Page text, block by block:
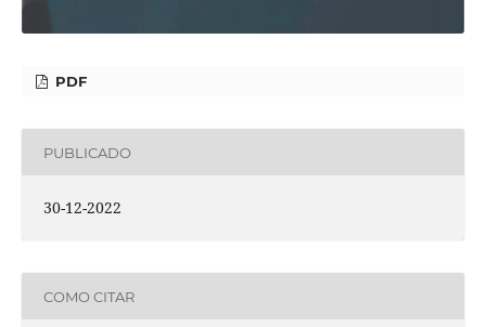
PDF
PUBLICADO
30-12-2022
COMO CITAR